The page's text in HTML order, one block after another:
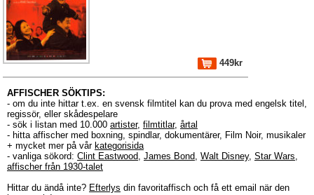
449kr
AFFISCHER SÖKTIPS:
- om du inte hittar t.ex. en svensk filmtitel kan du prova med engelsk titel,
regissör, eller skådespelare
- sök i listan med 10.000 artister, filmtitlar, årtal
- hitta affischer med boxning, spindlar, dokumentärer, Film Noir, musikaler
+ mycket mer på vår kategorisida
- vanliga sökord: Clint Eastwood, James Bond, Walt Disney, Star Wars,
affischer från 1930-talet
Hittar du ändå inte? Efterlys din favoritaffisch och få ett email när den